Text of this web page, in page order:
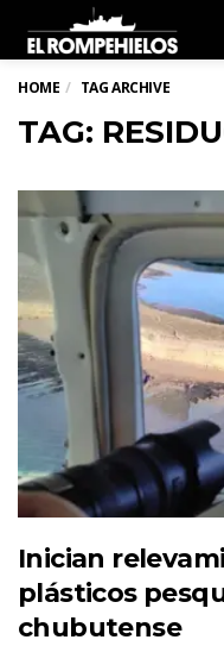
HOME TAG ARCHIVE
TAG:
Inician
plásticos
chubutense